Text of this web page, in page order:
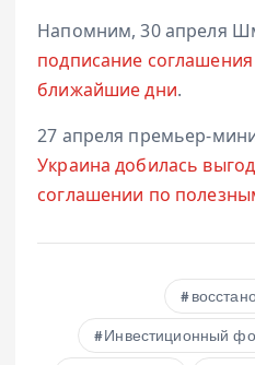
Напомним, 30 апреля
подписание
ближайшие дни.
27 апреля премьер-
Украина добилась
соглашении по
Инвестиционный